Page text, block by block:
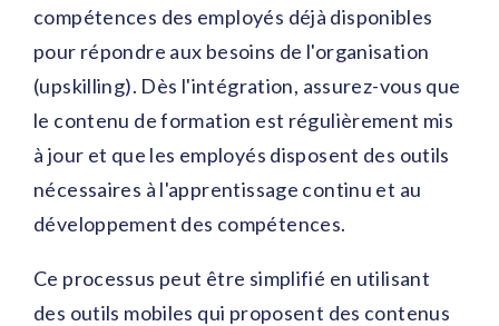
compétences des employés déjà disponibles
pour répondre aux besoins de l'organisation
(upskilling). Dès l'intégration, assurez-vous que
le contenu de formation est régulièrement mis
à jour et que les employés disposent des outils
nécessaires à l'apprentissage continu et au
développement des compétences.
Ce processus peut être simplifié en utilisant
des outils mobiles qui proposent des contenus